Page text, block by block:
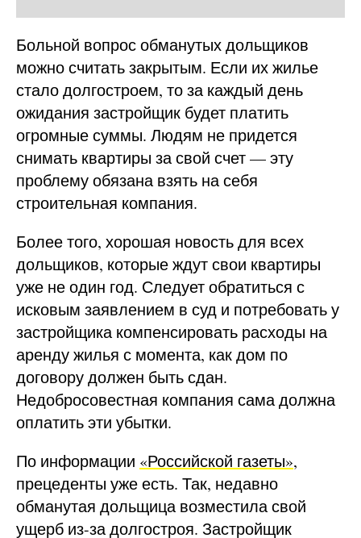
Больной вопрос обманутых дольщиков
можно считать закрытым. Если их жилье
стало долгостроем, то за каждый день
ожидания застройщик будет платить
огромные суммы. Людям не придется
снимать квартиры за свой счет — эту
проблему обязана взять на себя
строительная компания.
Более того, хорошая новость для всех
дольщиков, которые ждут свои квартиры
уже не один год. Следует обратиться с
исковым заявлением в суд и потребовать у
застройщика компенсировать расходы на
аренду жилья с момента, как дом по
договору должен быть сдан.
Недобросовестная компания сама должна
оплатить эти убытки.
По информации «Российской газеты»,
прецеденты уже есть. Так, недавно
обманутая дольщица возместила свой
ущерб из-за долгостроя. Застройщик